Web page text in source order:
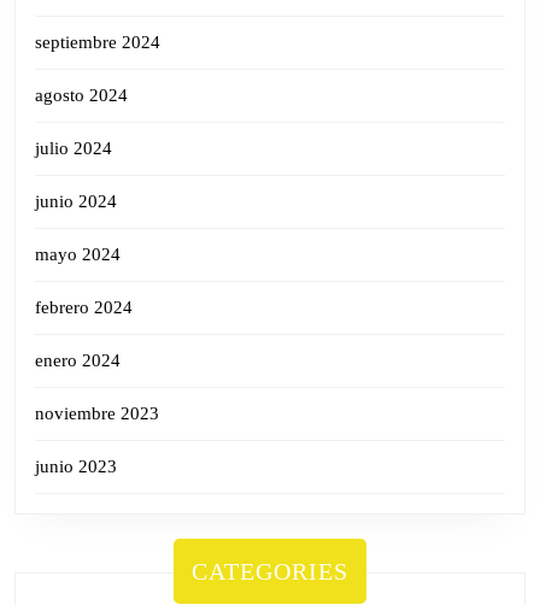
septiembre 2024
agosto 2024
julio 2024
junio 2024
mayo 2024
febrero 2024
enero 2024
noviembre 2023
junio 2023
CATEGORIES